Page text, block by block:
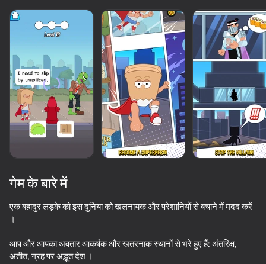
50+ शीर्ष गेम. सभी द्वारा
पसंद किए गए. यहां तक कि “नॉन-गेमर्स”
Keyboard Escape: +1 Speed
95
Thief Puzzle
74
84
82
गेम के बारे में
एक बहादुर लड़के को इस दुनिया को खलनायक और परेशानियों से बचाने में मदद करें
।
आप और आपका अवतार आकर्षक और खतरनाक स्थानों से भरे हुए हैं: अंतरिक्ष,
अतीत, ग्रह पर अद्भुत देश ।